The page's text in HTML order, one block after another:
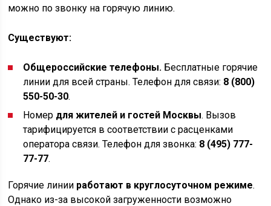
можно по звонку на горячую линию.
Существуют:
Общероссийские телефоны. Бесплатные горячие
линии для всей страны. Телефон для связи: 8 (800)
550-50-30.
Номер для жителей и гостей Москвы. Вызов
тарифицируется в соответствии с расценками
оператора связи. Телефон для звонка: 8 (495) 777-
77-77.
Горячие линии работают в круглосуточном режиме.
Однако из-за высокой загруженности возможно